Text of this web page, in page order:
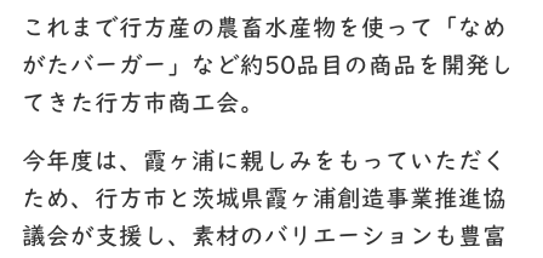
これまで行方産の農畜水産物を使って「なめ
がたバーガー」など約 50品目の商品を開発し
てきた行方市商工会。
今年度は、霞ヶ浦に親しみをもっていただく
ため、行方市と茨城県霞ヶ浦創造事業推進協
議会が支援し、素材のバリエーションも豊富